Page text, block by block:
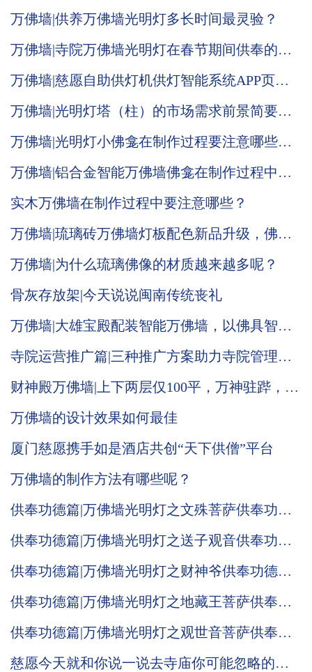
万佛墙|供养万佛墙光明灯多长时间最灵验？
万佛墙|寺院万佛墙光明灯在春节期间供奉的意
万佛墙|慈愿自助供灯机供灯智能系统APP页面
万佛墙|光明灯塔（柱）的市场需求前景简要说
万佛墙|光明灯小佛龛在制作过程要注意哪些问
万佛墙|铝合金智能万佛墙佛龛在制作过程中要
实木万佛墙在制作过程中要注意哪些？
万佛墙|琉璃砖万佛墙灯板配色新品升级，佛光
万佛墙|为什么琉璃佛像的材质越来越多呢？
骨灰存放架|今天说说闽南传统丧礼
万佛墙|大雄宝殿配装智能万佛墙，以佛具智
寺院运营推广篇|三种推广方案助力寺院管理系
财神殿万佛墙|上下两层仅100平，万神驻跸，气
万佛墙的设计效果如何最佳
厦门慈愿携手如是酒店共创“天下供僧”平台
万佛墙的制作方法有哪些呢？
供奉功德篇|万佛墙光明灯之文殊菩萨供奉功德
供奉功德篇|万佛墙光明灯之送子观音供奉功德
供奉功德篇|万佛墙光明灯之财神爷供奉功德意
供奉功德篇|万佛墙光明灯之地藏王菩萨供奉功
供奉功德篇|万佛墙光明灯之观世音菩萨供奉的
慈愿今天就和你说一说去寺庙你可能忽略的小